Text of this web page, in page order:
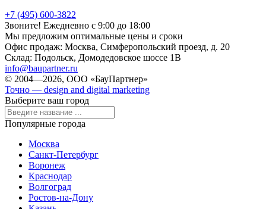
+7 (495) 600-3822
Звоните! Ежедневно с 9:00 до 18:00
Мы предложим оптимальные цены и сроки
Офис продаж: Москва, Симферопольский проезд, д. 20
Склад: Подольск, Домодедовское шоссе 1В
info@baupartner.ru
© 2004—2026, ООО «БауПартнер»
Точно — design and digital marketing
Выберите ваш город
Популярные города
Москва
Санкт-Петербург
Воронеж
Краснодар
Волгоград
Ростов-на-Дону